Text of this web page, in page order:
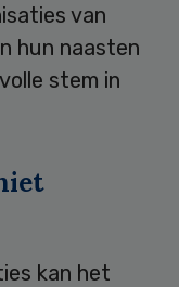
van
hun naasten
stem in
kan het